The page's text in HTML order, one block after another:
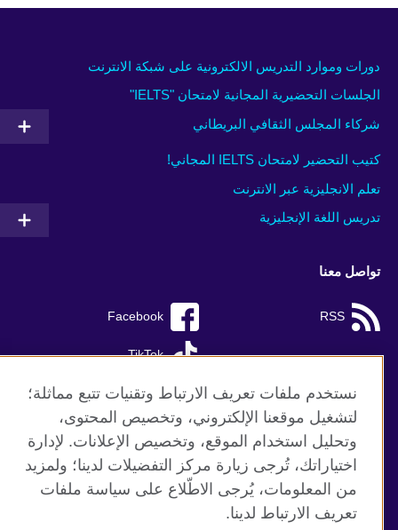
دورات وموارد التدريس الالكترونية على شبكة الانترنت
الجلسات التحضيرية المجانية لامتحان "IELTS"
شركاء المجلس الثقافي البريطاني
كتيب التحضير لامتحان IELTS المجاني!
تعلم الانجليزية عبر الانترنت
تدريس اللغة الإنجليزية
تواصل معنا
Facebook RSS
TikTok
موقع المجلس الثقافي البريطاني العالمي
الخصوصية وشروط الاستخدام
ملفات تعريف الإرتباط
خارطة الموقع
نستخدم ملفات تعريف الارتباط وتقنيات تتبع مماثلة؛
لتشغيل موقعنا الإلكتروني، وتخصيص المحتوى،
وتحليل استخدام الموقع، وتخصيص الإعلانات. لإدارة
اختياراتك، تُرجى زيارة مركز التفضيلات لدينا؛ ولمزيد
من المعلومات، يُرجى الاطّلاع على سياسة ملفات
تعريف الارتباط لدينا.